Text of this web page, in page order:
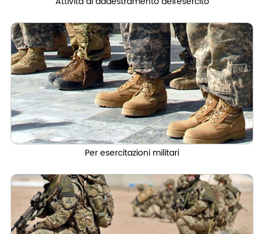
Per esercitazioni militari